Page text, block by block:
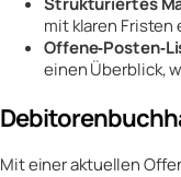
mit klaren Fristen
einen Überblick,
Mit einer aktuellen